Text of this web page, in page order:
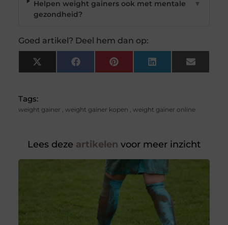
Helpen weight gainers ook met mentale
gezondheid?
▼
Goed artikel? Deel hem dan op:
X
(Twitter)
FacebookPinterest LinkedIn Email
Tags:
weight gainer , weight gainer kopen , weight gainer online
Lees deze artikelen voor meer inzicht